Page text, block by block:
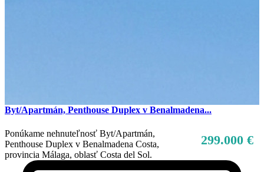
Byt/Apartmán, Penthouse Duplex v Benalmadena...
299.000 €
Ponúkame nehnuteľnosť Byt/Apartmán,
Penthouse Duplex v Benalmadena Costa,
provincia Málaga, oblasť Costa del Sol.